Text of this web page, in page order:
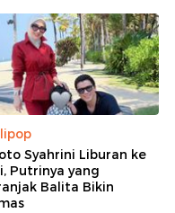
Syahrini Liburan ke
Putrinya yang
Balita Bikin